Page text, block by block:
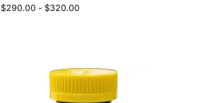
$290.00 - $320.00